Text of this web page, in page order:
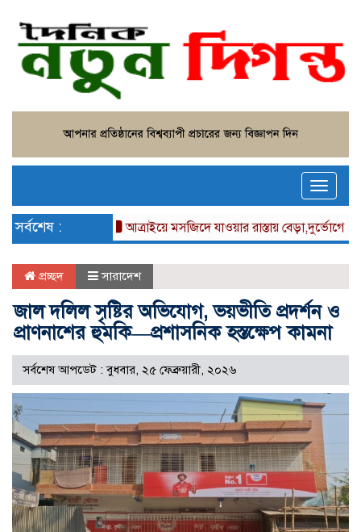
Toggle
সর্বশেষ :
ট্রাক্টর চুরি আত্রাইয়ে মসজিদে যাওয়ার রাস্তায় বেড়া,দুর্ভোগে
প্রচ্ছদ সারাদেশ
জাল দলিল সৃষ্টির অভিযোগ, ভয়ভীতি প্রদর্শন ও
প্রাণনাশের হুমকি—প্রশাসনিক হস্তক্ষেপ কামনা
সর্বশেষ আপডেট : বুধবার, ২৫ ফেব্রুয়ারী, ২০২৬